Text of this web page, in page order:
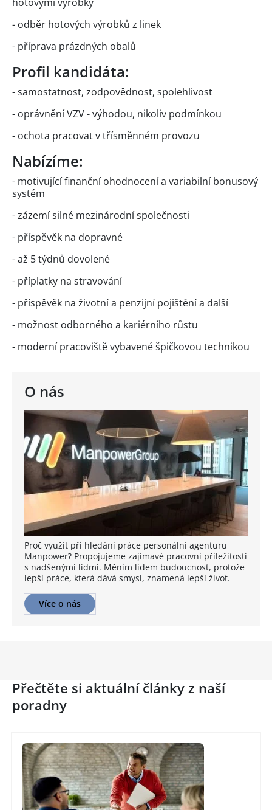
O nás
Proč využít při hledání práce personální agenturu
Manpower? Propojujeme zajímavé pracovní příležitosti
s nadšenými lidmi. Měním lidem budoucnost, protože
lepší práce, která dává smysl, znamená lepší život.
Více o nás
- odběr hotových výrobků z linek
- příprava prázdných obalů
Profil kandidáta:
- samostatnost, zodpovědnost, spolehlivost
- oprávnění VZV - výhodou, nikoliv podmínkou
- ochota pracovat v třísměnném provozu
Nabízíme:
- motivující finanční ohodnocení a variabilní bonusový
systém
- zázemí silné mezinárodní společnosti
- příspěvěk na dopravné
- až 5 týdnů dovolené
- příplatky na stravování
- příspěvěk na životní a penzijní pojištění a další
- možnost odborného a kariérního růstu
- moderní pracoviště vybavené špičkovou technikou
Přečtěte si aktuální články z naší
poradny